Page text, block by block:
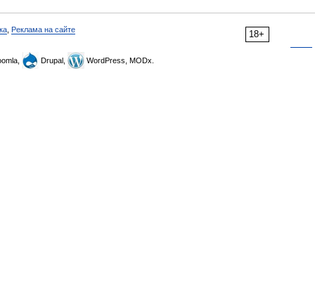
18+
Реклама на сайте
Drupal, WordPress, MODx.